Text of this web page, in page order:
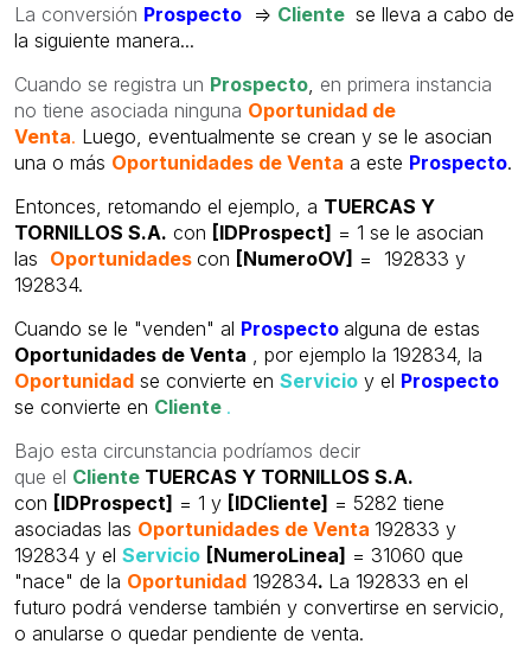
La conversión Prospecto => Cliente se lleva a cabo de
la siguiente manera...
Cuando se registra un Prospecto en primera instancia
no tiene asociada ninguna Oportunidad de
Venta. Luego, eventualmente se crean y se le asocian
una o más Oportunidades de Venta a este Prospecto.
Entonces, retomando el ejemplo, a TUERCAS Y
TORNILLOS S.A. con [IDProspect] = 1 se le asocian
las Oportunidades con [NumeroOV] = 192833 y
192834.
Cuando se le "venden" al Prospecto alguna de estas
Oportunidades de Venta , por ejemplo la 192834, la
Oportunidad se convierte en Servicio y el Prospecto
se convierte en Cliente .
Bajo esta circunstancia podríamos decir
que el Cliente TUERCAS Y TORNILLOS S.A.
con [IDProspect] = 1 y [IDCliente] = 5282 tiene
asociadas las Oportunidades de Venta 192833 y
192834 y el Servicio [NumeroLinea] = 31060 que
"nace" de la Oportunidad 192834. La 192833 en el
futuro podrá venderse también y convertirse en servicio,
o anularse o quedar pendiente de venta.